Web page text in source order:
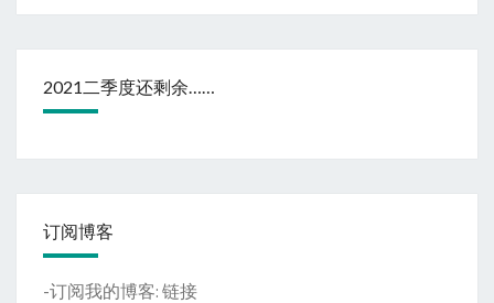
2021二季度还剩余……
订阅博客
-订阅我的博客: 链接